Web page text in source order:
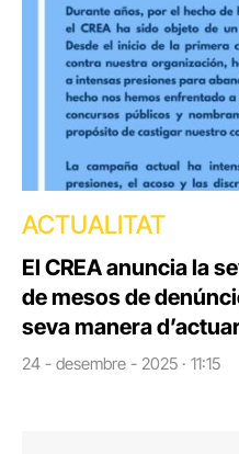
ACTUALITAT
El CREA anuncia la
de mesos de
seva manera
24 - desembre - 2025 · 11:15